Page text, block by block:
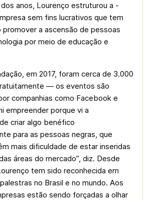
anos, Lourenço estruturou a
sem fins lucrativos que tem
a ascensão de pessoas
por meio de educação e
em 2017, foram cerca de 3.000
— os eventos são
companhias como Facebook e
empreender porque vi a
criar algo benéfico
para as pessoas­ negras, que
mais dificuldade de estar inseridas
áreas do mercado”, diz. Desde
tem sido reconhecida em
no Brasil e no mundo. Aos
estão sendo forçadas a olhar